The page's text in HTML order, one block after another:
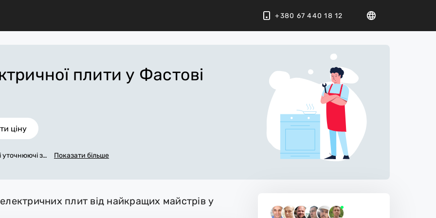
+380 67 440 18 12
плити у Фастові
ціну
уточнюючі за
потрібні м
ро
Показати більше
плит від найкращих майстрів у